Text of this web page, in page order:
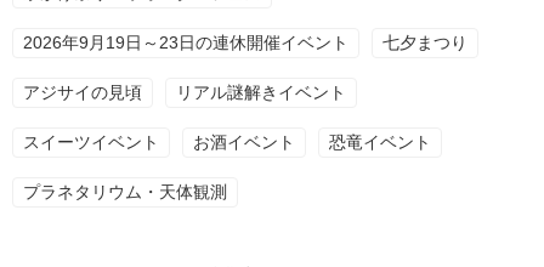
2026年9月19日～23日の連休開催イベント 七夕まつり
アジサイの見頃 リアル謎解きイベント
スイーツイベント お酒イベント 恐竜イベント
プラネタリウム・天体観測